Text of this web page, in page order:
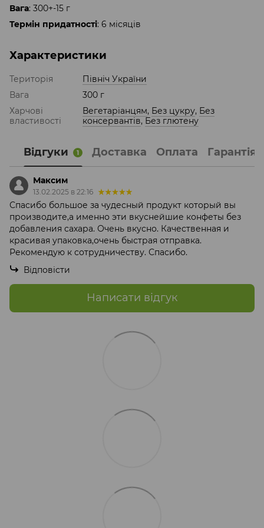
Вага: 300+-15 г
Термін придатності: 6 місяців
Характеристики
Територія
Північ України
Вага
300 г
Харчові
властивості
Вегетаріанцям, Без цукру, Без
консервантів, Без глютену
Відгуки 1 Доставка Оплата Гарантія
Максим
13.02.2025 в 22:16
Спасибо большое за чудесный продукт который вы
производите,а именно эти вкуснейшие конфеты без
добавления сахара. Очень вкусно. Качественная и
красивая упаковка,очень быстрая отправка.
Рекомендую к сотрудничеству. Спасибо.
Відповісти
Написати відгук